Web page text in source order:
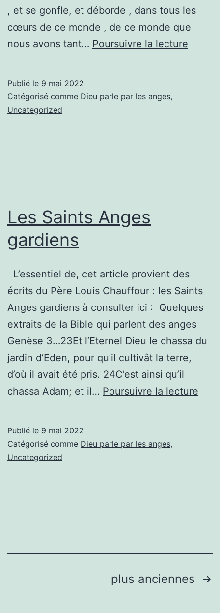
, et se gonfle, et déborde , dans tous les
cœurs de ce monde , de ce monde que
nous avons tant… Poursuivre la lecture
Publié le 9 mai 2022
Catégorisé comme Dieu parle par les anges,
Uncategorized
Les Saints Anges
gardiens
L’essentiel de, cet article provient des
écrits du Père Louis Chauffour : les Saints
Anges gardiens à consulter ici : Quelques
extraits de la Bible qui parlent des anges
Genèse 3…23Et l’Eternel Dieu le chassa du
jardin d’Eden, pour qu’il cultivât la terre,
d’où il avait été pris. 24C’est ainsi qu’il
chassa Adam; et il… Poursuivre la lecture
Publié le 9 mai 2022
Catégorisé comme Dieu parle par les anges,
Uncategorized
plus anciennes